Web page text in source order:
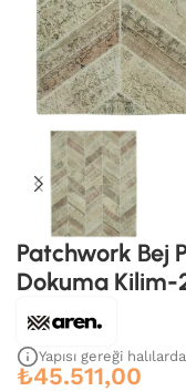
Patchwork Bej
Dokuma Kilim-
Yapısı gereği
₺45.511,00